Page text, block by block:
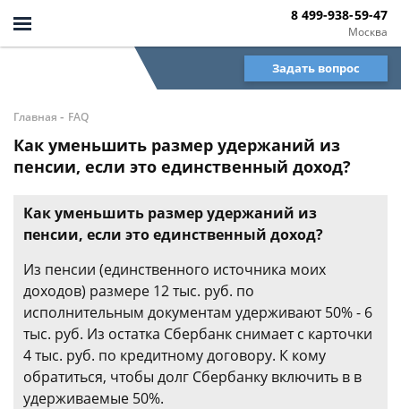
Москва
8 499-938-59-47
Задать вопрос
Главная - FAQ
Как уменьшить размер удержаний из
пенсии, если это единственный доход?
Как уменьшить размер удержаний из
пенсии, если это единственный доход?
Из пенсии (единственного источника моих
доходов) размере 12 тыс. руб. по
исполнительным документам удерживают 50% - 6
тыс. руб. Из остатка Сбербанк снимает с карточки
4 тыс. руб. по кредитному договору. К кому
обратиться, чтобы долг Сбербанку включить в в
удерживаемые 50%.